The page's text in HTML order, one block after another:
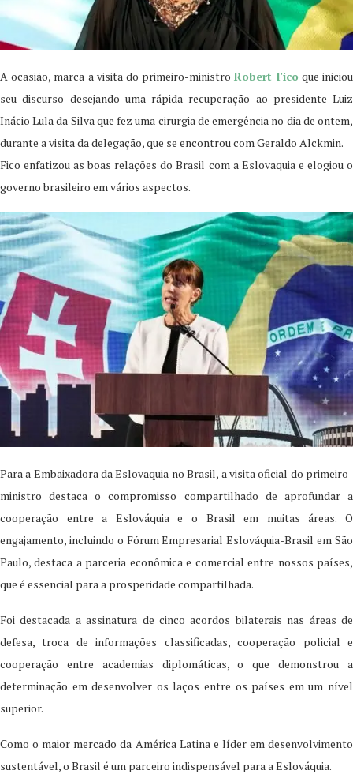
A ocasião, marca a visita do primeiro-ministroRobert Fico que iniciou
seu discurso desejando uma rápida recuperação ao presidente Luiz
Inácio Lula da Silva que fez uma cirurgia de emergência no dia de ontem,
durante a visita da delegação, que se encontrou com Geraldo Alckmin.
Fico enfatizou as boas relações do Brasil com a Eslovaquia e elogiou o
governo brasileiro em vários aspectos.
Para a Embaixadora da Eslovaquia no Brasil, a visita oficial do primeiro-
ministro destaca o compromisso compartilhado de aprofundar a
cooperação entre a Eslováquia e o Brasil em muitas áreas. O
engajamento, incluindo o Fórum Empresarial Eslováquia-Brasil em São
Paulo, destaca a parceria econômica e comercial entre nossos países,
que é essencial para a prosperidade compartilhada.
Foi destacada a assinatura de cinco acordos bilaterais nas áreas de
defesa, troca de informações classificadas, cooperação policial e
cooperação entre academias diplomáticas, o que demonstrou a
determinação em desenvolver os laços entre os países em um nível
superior.
Como o maior mercado da América Latina e líder em desenvolvimento
sustentável, o Brasil é um parceiro indispensável para a Eslováquia.